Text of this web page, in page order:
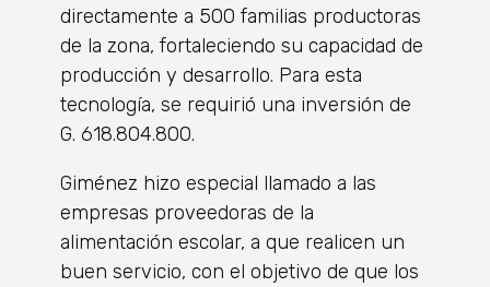
directamente a 500 familias productoras
de la zona, fortaleciendo su capacidad de
producción y desarrollo. Para esta
tecnología, se requirió una inversión de
G. 618.804.800.
Giménez hizo especial llamado a las
empresas proveedoras de la
alimentación escolar, a que realicen un
buen servicio, con el objetivo de que los